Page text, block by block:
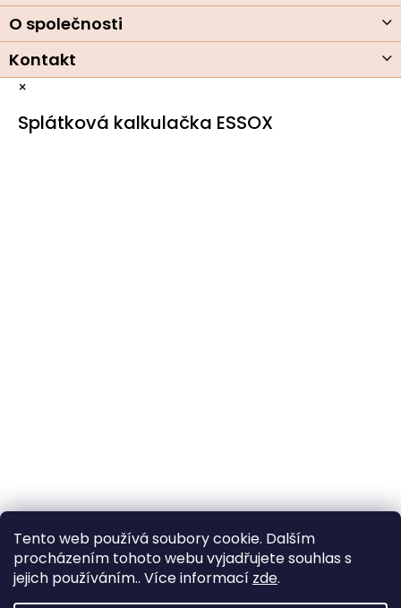
Tento web používá soubory cookie. Dalším
procházením tohoto webu vyjadřujete souhlas s
jejich používáním.. Více informací zde.
O společnosti
Kontakt
×
Splátková kalkulačka ESSOX